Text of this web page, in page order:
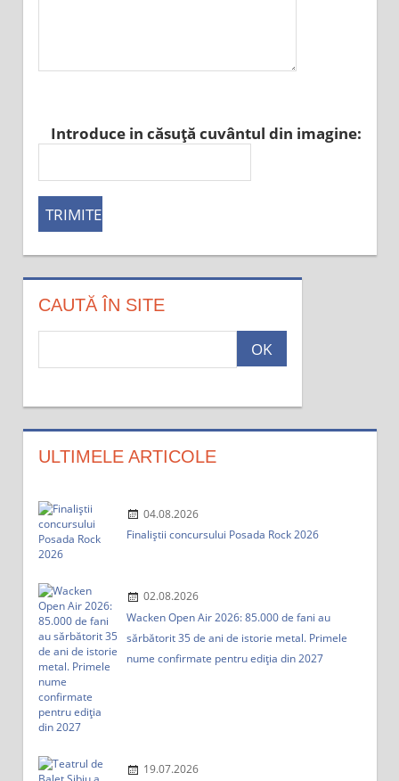
Introduce in căsuţă cuvântul din imagine:
CAUTĂ ÎN SITE
t
ULTIMELE ARTICOLE
04.08.2026
Finaliștii concursului Posada Rock 2026
02.08.2026
Wacken Open Air 2026: 85.000 de fani au
sărbătorit 35 de ani de istorie metal. Primele
nume confirmate pentru ediția din 2027
19.07.2026